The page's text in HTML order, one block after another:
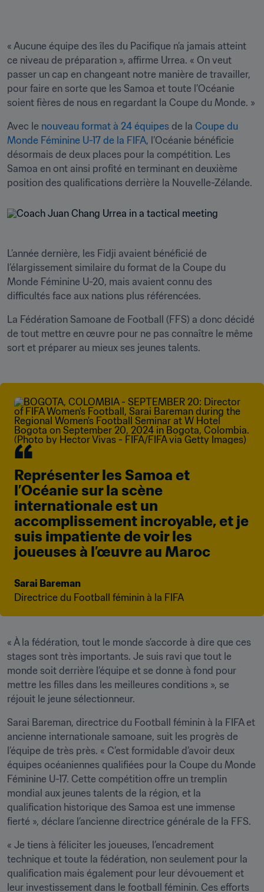
« Aucune équipe des îles du Pacifique n’a jamais atteint
ce niveau de préparation », affirme Urrea. « On veut
passer un cap en changeant notre manière de travailler,
pour faire en sorte que les Samoa et toute l’Océanie
soient fières de nous en regardant la Coupe du Monde. »
Avec le nouveau format à 24 équipes de la Coupe du
Monde Féminine U-17 de la FIFA, l’Océanie bénéficie
désormais de deux places pour la compétition. Les
Samoa en ont ainsi profité en terminant en deuxième
position des qualifications derrière la Nouvelle-Zélande.
L’année dernière, les Fidji avaient bénéficié de
l’élargissement similaire du format de la Coupe du
Monde Féminine U-20, mais avaient connu des
difficultés face aux nations plus référencées.
La Fédération Samoane de Football (FFS) a donc décidé
de tout mettre en œuvre pour ne pas connaître le même
sort et préparer au mieux ses jeunes talents.
Représenter les Samoa et
l’Océanie sur la scène
internationale est un
accomplissement incroyable, et je
suis impatiente de voir les
joueuses à l’œuvre au Maroc
Sarai Bareman
Directrice du Football féminin à la FIFA
« À la fédération, tout le monde s’accorde à dire que ces
stages sont très importants. Je suis ravi que tout le
monde soit derrière l’équipe et se donne à fond pour
mettre les filles dans les meilleures conditions », se
réjouit le jeune sélectionneur.
Sarai Bareman, directrice du Football féminin à la FIFA et
ancienne internationale samoane, suit les progrès de
l’équipe de très près. « C’est formidable d’avoir deux
équipes océaniennes qualifiées pour la Coupe du Monde
Féminine U-17. Cette compétition offre un tremplin
mondial aux jeunes talents de la région, et la
qualification historique des Samoa est une immense
fierté », déclare l’ancienne directrice générale de la FFS.
« Je tiens à féliciter les joueuses, l’encadrement
technique et toute la fédération, non seulement pour la
qualification mais également pour leur dévouement et
leur investissement dans le football féminin. Ces efforts